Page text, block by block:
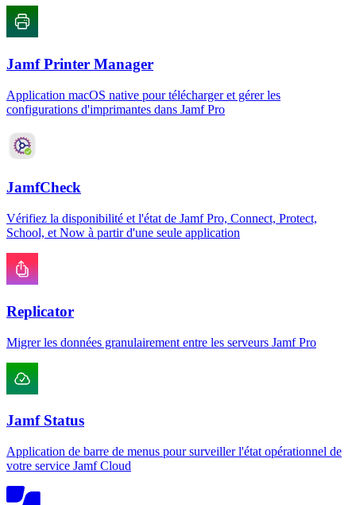
Jamf Printer Manager
Application macOS native pour télécharger et gérer les
configurations d'imprimantes dans Jamf Pro
JamfCheck
Vérifiez la disponibilité et l'état de Jamf Pro, Connect, Protect,
School, et Now à partir d'une seule application
Replicator
Migrer les données granulairement entre les serveurs Jamf Pro
Jamf Status
Application de barre de menus pour surveiller l'état opérationnel de
votre service Jamf Cloud